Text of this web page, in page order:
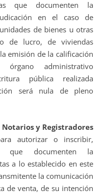
que documenten la
en el caso de
de bienes u otras
de lucro, de viviendas
emisión de la calificación
administrativo
pública realizada
será nula de pleno
Notarios y Registradores
autorizar o inscribir,
que documenten la
a lo establecido en este
la comunicación
de venta, de su intención